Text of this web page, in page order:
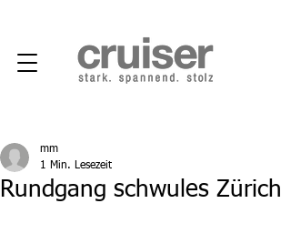
Rundgang schwules Zürich
mm
1 Min. Lesezeit